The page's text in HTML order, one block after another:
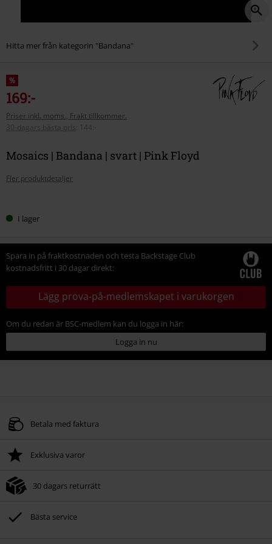
Hitta mer från kategorin "Bandana"
%
169:-
Priser inkl. moms., Frakt tillkommer.
30-dagars bästa pris
144:-
Mosaics | Bandana | svart | Pink Floyd
Fler produktdetaljer
dinI lager
Spara in på fraktkostnaden och testa Backstage Club
kostnadsfritt i 30 dagar direkt:
Lägg prova-på-medlemskapet i varukorgen
Om du redan är BSC-medlem kan du logga in här:
Logga in nu
Betala med faktura
Exklusiva varor
30 dagars returrätt
Bästa service